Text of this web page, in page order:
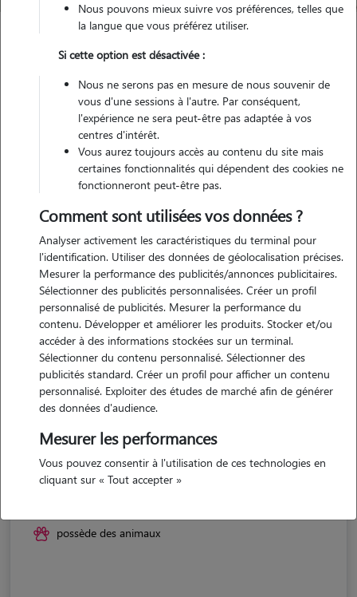
Déols
Nos promeneurs et familles d'accueil
à Déols (36130)
Axelle
possède des animaux
Nous pouvons mieux suivre vos préférences, telles que
la langue que vous préférez utiliser.
Si cette option est désactivée :
Nous ne serons pas en mesure de nous souvenir de
vous d'une sessions à l'autre. Par conséquent,
l'expérience ne sera peut-être pas adaptée à vos
centres d'intérêt.
Vous aurez toujours accès au contenu du site mais
certaines fonctionnalités qui dépendent des cookies ne
fonctionneront peut-être pas.
Comment sont utilisées vos données ?
Analyser activement les caractéristiques du terminal pour
l'identification. Utiliser des données de géolocalisation précises.
Mesurer la performance des publicités/annonces publicitaires.
Sélectionner des publicités personnalisées. Créer un profil
personnalisé de publicités. Mesurer la performance du
contenu. Développer et améliorer les produits. Stocker et/ou
accéder à des informations stockées sur un terminal.
Sélectionner du contenu personnalisé. Sélectionner des
publicités standard. Créer un profil pour afficher un contenu
personnalisé. Exploiter des études de marché afin de générer
des données d'audience.
Mesurer les performances
Vous pouvez consentir à l'utilisation de ces technologies en
cliquant sur « Tout accepter »